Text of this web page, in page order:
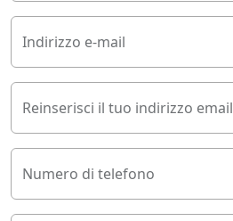
Indirizzo e-mail
Reinserisci il tuo indirizzo email
Numero di telefono